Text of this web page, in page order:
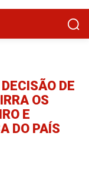
DE
OS
E
DO PAÍS